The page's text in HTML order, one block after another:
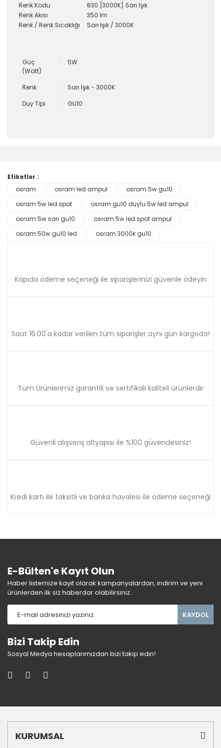
Renk Kodu
830 [3000K] Sarı Işık
Renk Akısı
350 lm
Renk / Renk Sıcaklığı
Sarı Işık / 3000K
Güç
(Watt)
: 5W
Renk :
Sarı Işık - 3000K
Duy Tipi
: GU10
Ürün resmi kalitesiz, bozuk veya görüntülenemiyor.
Ürün açıklamasında eksik bilgiler bulunuyor.
Ürün bilgilerinde hatalar bulunuyor.
Ürün fiyatı diğer sitelerden daha pahalı.
Etiketler :
osram
osram led ampul
osram 5w gu10
osram 5w led spot
osram gu10 duylu 5w led ampul
osram 5w sarı gu10
osram 5w led spot ampul
osram 50w gu10 led
osram 3000k gu10
Kapıda ödeme seçeneği ile siparişlerinizi güvenle ödeyin
Saat 16.00'a kadar verilen tüm siparişler aynı gün kargoda!
Tüm Ürünlerimiz garantili ve sertifikalı kaliteli ürünlerdir
Güvenli alışveriş altyapısı ile %100 güvendesiniz!
Kredi kartı ile taksitli ve banka havalesi ile ödeme seçeneği
E-Bülten'e Kayıt Olun
Haber listemize kayıt olarak kampanyalardan, indirim ve yeni
ürünlerden ilk siz haberdar olabilirsiniz.
KAYDOL
Bizi Takip Edin
Sosyal Medya hesaplarımızdan bizi takip edin!
KURUMSAL